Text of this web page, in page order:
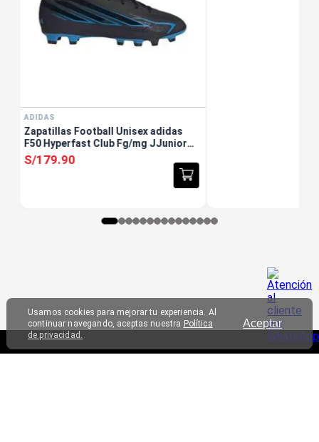
Aceptar
Usamos cookies para mejorar tu experiencia. Al
continuar navegando, aceptas nuestra Política
de privacidad.
ADIDAS
Zapatillas Football Unisex adidas
F50 Hyperfast Club Fg/mg JJunior
Negro
S/179.90